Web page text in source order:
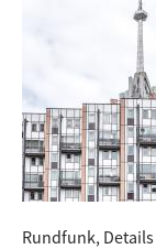
Rundfunk,